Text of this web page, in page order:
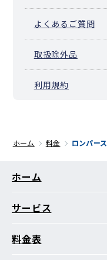
よくあるご質問
取扱除外品
利用規約
ホーム 料金 ロンパース
ホーム
サービス
料金表